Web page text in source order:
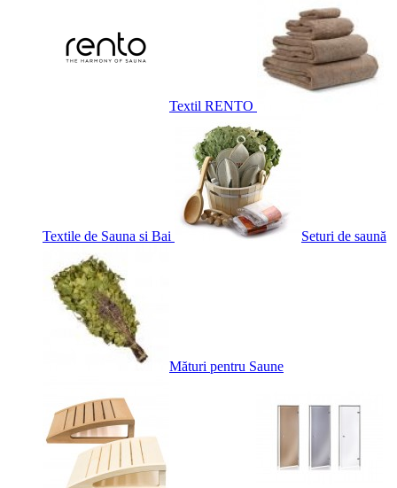
Textil RENTO
Textile de Sauna si Bai Seturi de saună
Mături pentru Saune